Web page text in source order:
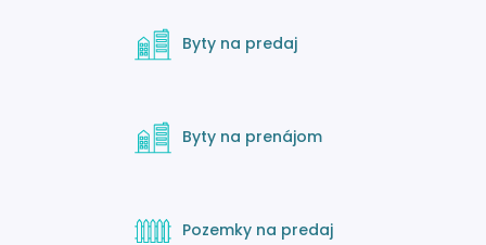
Byty na predaj
Byty na prenájom
Pozemky na predaj